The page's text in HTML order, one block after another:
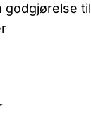
godgjørelse til